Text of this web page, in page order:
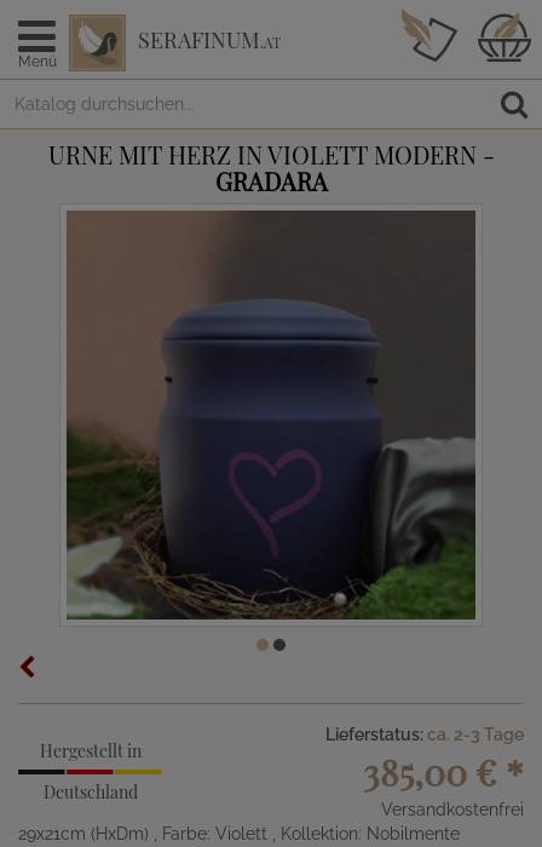
Menü
SERAFINUM.AT
URNE MIT HERZ IN VIOLETT MODERN -
GRADARA
Hergestellt in
Deutschland
Lieferstatus: ca. 2-3 Tage
385,00 € *
Versandkostenfrei
29x21cm (HxDm)
, Farbe: Violett , Kollektion: Nobilmente